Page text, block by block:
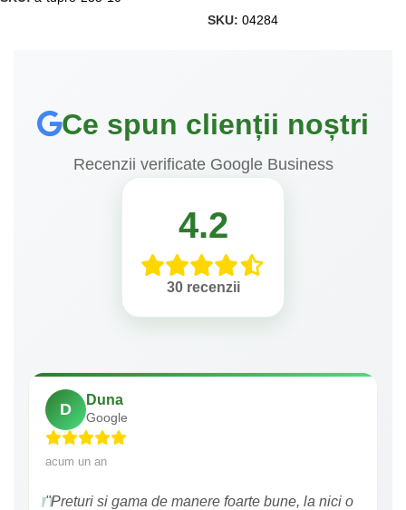
SKU: 04284
Ce spun clienții noștri
Recenzii verificate Google Business
4.2
30 recenzii
D
Duna
Google
acum un an
"Preturi si gama de manere foarte bune, la nici o